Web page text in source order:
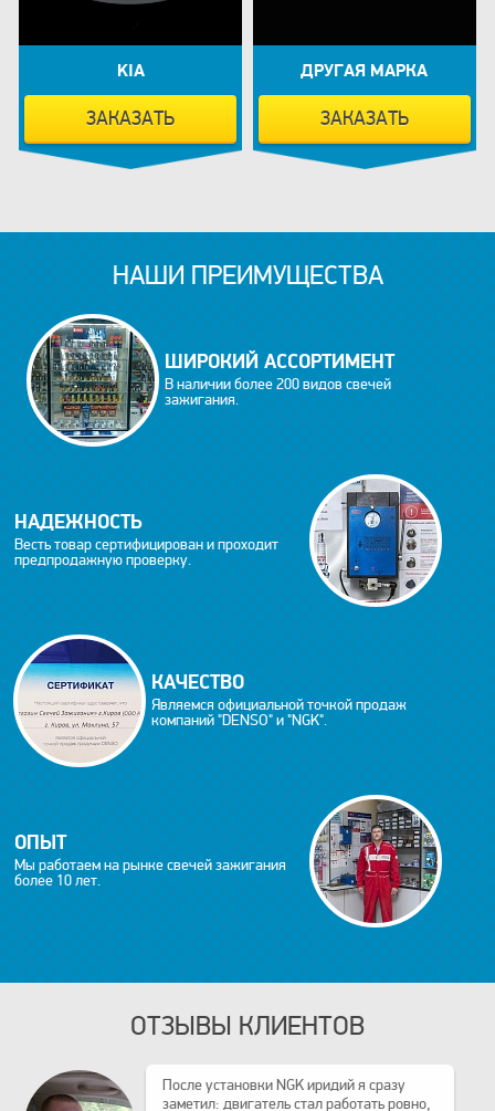
KIA
ЗАКАЗАТЬ
ДРУГАЯ МАРКА
ЗАКАЗАТЬ
НАШИ ПРЕИМУЩЕСТВА
ШИРОКИЙ АССОРТИМЕНТ
В наличии более 200 видов свечей
зажигания.
НАДЕЖНОСТЬ
Весть товар сертифицирован и проходит
предпродажную проверку.
КАЧЕСТВО
Являемся официальной точкой продаж
компаний "DENSO" и "NGK".
ОПЫТ
Мы работаем на рынке свечей зажигания
более 10 лет.
ОТЗЫВЫ КЛИЕНТОВ
После установки NGK иридий я сразу
заметил: двигатель стал работать ровно,